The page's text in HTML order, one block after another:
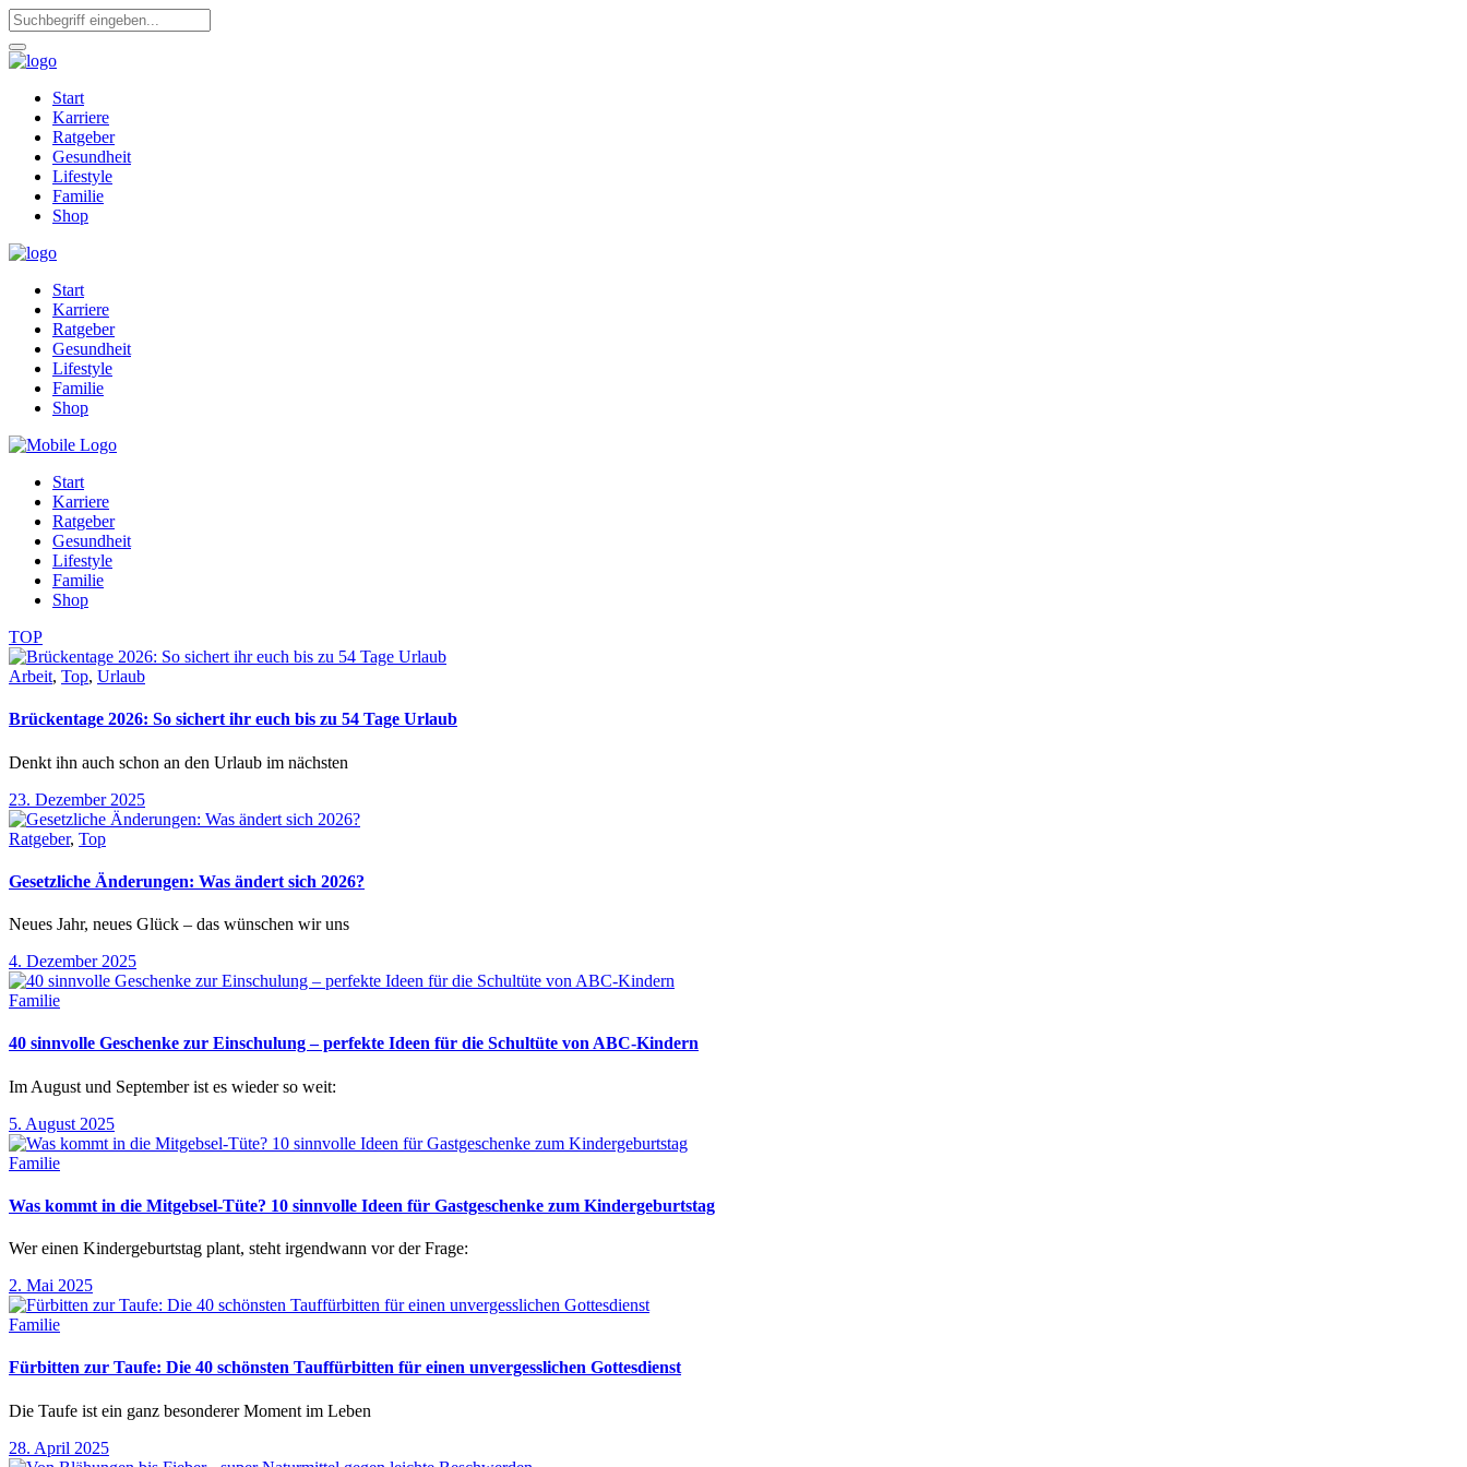
Start
Karriere
Ratgeber
Gesundheit
Lifestyle
Familie
Shop
Start
Karriere
Ratgeber
Gesundheit
Lifestyle
Familie
Shop
Start
Karriere
Ratgeber
Gesundheit
Lifestyle
Familie
Shop
TOP
Arbeit, Top, Urlaub
Brückentage 2026: So sichert ihr euch bis zu 54 Tage Urlaub
Denkt ihn auch schon an den Urlaub im nächsten
23. Dezember 2025
Ratgeber, Top
Gesetzliche Änderungen: Was ändert sich 2026?
Neues Jahr, neues Glück – das wünschen wir uns
4. Dezember 2025
Familie
40 sinnvolle Geschenke zur Einschulung – perfekte Ideen für die Schultüte von ABC-Kindern
Im August und September ist es wieder so weit:
5. August 2025
Familie
Was kommt in die Mitgebsel-Tüte? 10 sinnvolle Ideen für Gastgeschenke zum Kindergeburtstag
Wer einen Kindergeburtstag plant, steht irgendwann vor der Frage:
2. Mai 2025
Familie
Fürbitten zur Taufe: Die 40 schönsten Tauffürbitten für einen unvergesslichen Gottesdienst
Die Taufe ist ein ganz besonderer Moment im Leben
28. April 2025